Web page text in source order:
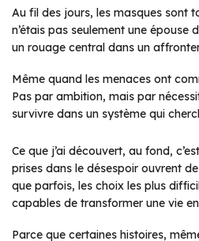
Au fil des jours, les masques sont
n’étais pas seulement une épouse
un rouage central dans un
Même quand les menaces ont
Pas par ambition, mais par
survivre dans un système qui
Ce que j’ai découvert, au fond,
prises dans le désespoir ouvrent
que parfois, les choix les plus
capables de transformer une vie
Parce que certaines histoires,